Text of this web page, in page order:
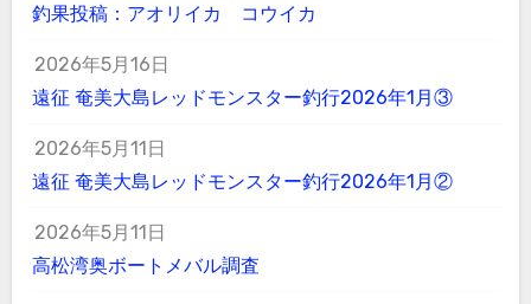
釣果投稿：アオリイカ コウイカ
2026年5月16日
遠征 奄美大島レッドモンスター釣行2026年1月③
2026年5月11日
遠征 奄美大島レッドモンスター釣行2026年1月②
2026年5月11日
高松湾奥ボートメバル調査